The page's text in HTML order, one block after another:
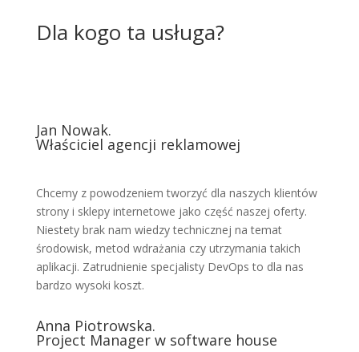
Dla kogo ta usługa?
Jan Nowak.
Właściciel agencji reklamowej
Chcemy z powodzeniem tworzyć dla naszych klientów
strony i sklepy internetowe jako część naszej oferty.
Niestety brak nam wiedzy technicznej na temat
środowisk, metod wdrażania czy utrzymania takich
aplikacji. Zatrudnienie specjalisty DevOps to dla nas
bardzo wysoki koszt.
Anna Piotrowska.
Project Manager w software house